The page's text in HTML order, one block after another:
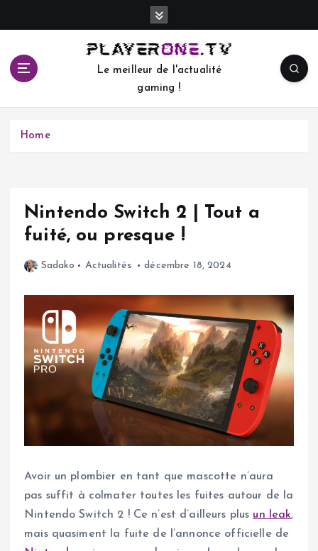
c
Le meilleur de l'actualité
gaming !
Home
Nintendo Switch 2 | Tout a
fuité, ou presque !
Sadako Actualités décembre 18, 2024
Avoir un plombier en tant que mascotte n’aura
pas suffit à colmater toutes les fuites autour de la
Nintendo Switch 2 ! Ce n’est d’ailleurs plus un leak,
mais quasiment la fuite de l’annonce officielle de